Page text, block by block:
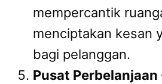
mempercantik
menciptakan kesan
bagi pelanggan.
Pusat Perbelanjaan